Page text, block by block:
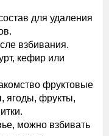
для удаления
взбивания.
кефир или
фруктовые
ягоды, фрукты,
можно взбивать